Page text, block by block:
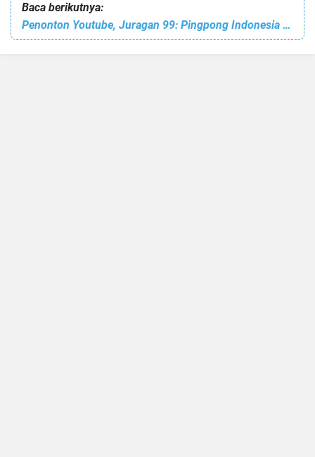
Baca berikutnya:
Penonton Youtube, Juragan 99: Pingpong Indonesia Punya Potensi Untuk Berjaya Lagi